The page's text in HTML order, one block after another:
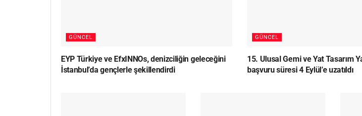
GÜNCEL
EYP Türkiye ve EfxINNOs, denizciliğin geleceğini
İstanbul’da gençlerle şekillendirdi
GÜNCEL
15. Ulusal Gemi ve Yat Tasarım
başvuru süresi 4 Eylül’e uzatıldı